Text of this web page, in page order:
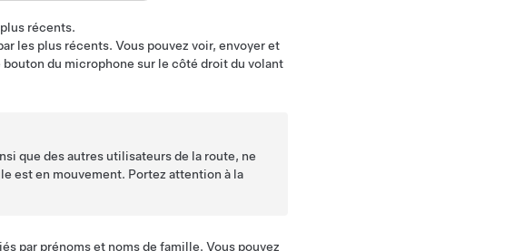
récents.
les plus récents. Vous pouvez voir, envoyer et
du microphone sur le côté droit du volant
que des autres utilisateurs de la route, ne
est en mouvement. Portez attention à la
par prénoms et noms de famille. Vous pouvez